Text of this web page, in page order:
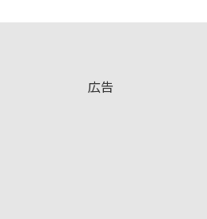
広告